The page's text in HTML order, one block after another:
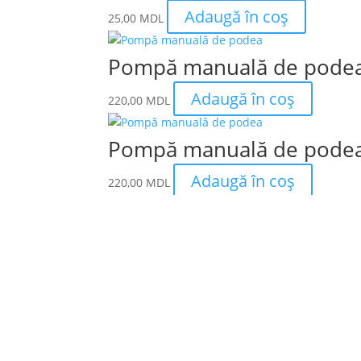
25,00 MDL Adaugă în coș
Pompă manuală de
220,00 MDL Adaugă în coș
Pompă manuală de
220,00 MDL Adaugă în coș